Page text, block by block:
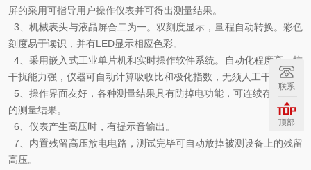
屏的采用可指导用户操作仪表并可得出测量结果。
3、机械表头与液晶屏合二为一。双刻度显示，量程自动转换。彩色
刻度易于读识，并有LED显示相应色彩。
4、采用嵌入式工业单片机和实时操作软件系统。自动化程度高、抗
干扰能力强，仪器可自动计算吸收比和极化指数，无须人工干预。
5、操作界面友好，各种测量结果具有防掉电功能，可连续存储20次
的测量结果。
6、仪表产生高压时，有提示音输出。
7、内置残留高压放电电路，测试完毕可自动放掉被测设备上的残留
高压。
联系
顶部